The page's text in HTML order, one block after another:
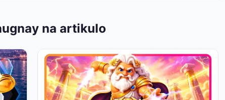
na artikulo